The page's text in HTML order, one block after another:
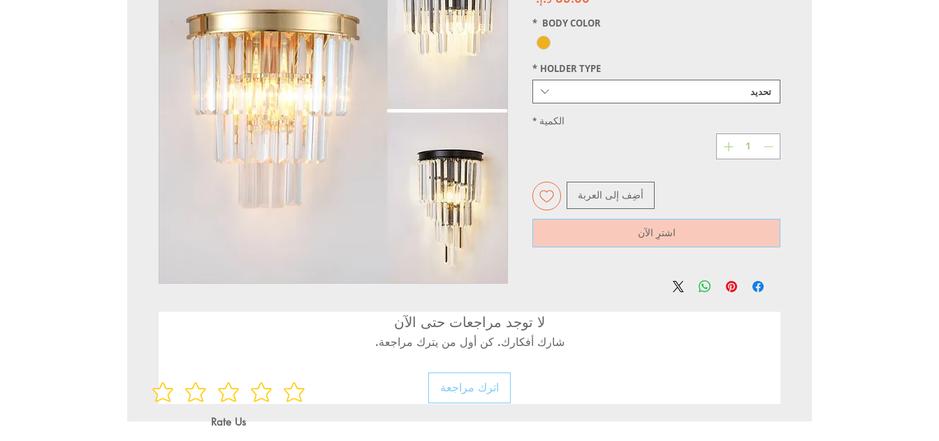
BODY COLOR
*
HOLDER TYPE
*
تحديد
الكمية *
أضِف إلى العربة
اشترِ الآن
لا توجد مراجعات حتى الآن
شارك أفكارك. كن أول من يترك مراجعة.
اترك مراجعة
Rate Us